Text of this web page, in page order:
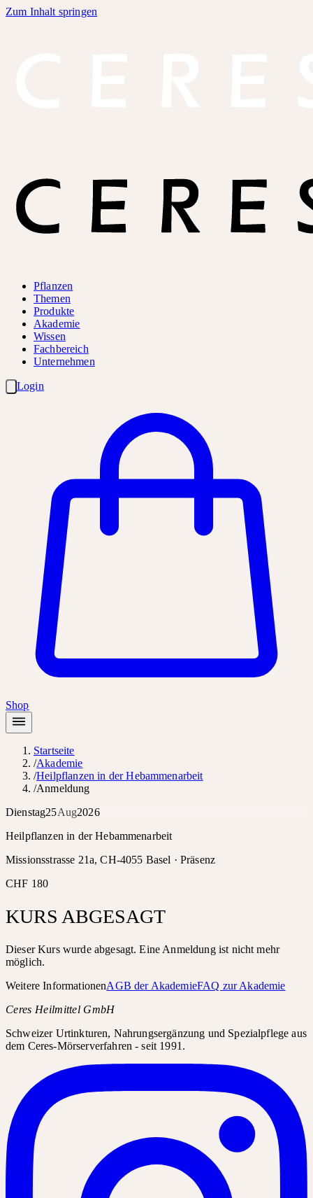
Zum Inhalt springen
Pflanzen
Themen
Produkte
Akademie
Wissen
Fachbereich
Unternehmen
Login
Shop
Startseite
/Akademie
/Heilpflanzen in der Hebammenarbeit
/Anmeldung
Dienstag25Aug2026
Heilpflanzen in der Hebammenarbeit
Missionsstrasse 21a, CH-4055 Basel · Präsenz
CHF 180
KURS ABGESAGT
Dieser Kurs wurde abgesagt. Eine Anmeldung ist nicht mehr
möglich.
Weitere InformationenAGB der AkademieFAQ zur Akademie
Ceres Heilmittel GmbH
Schweizer Urtinkturen, Nahrungsergänzung und Spezialpflege aus
dem Ceres-Mörserverfahren - seit 1991.